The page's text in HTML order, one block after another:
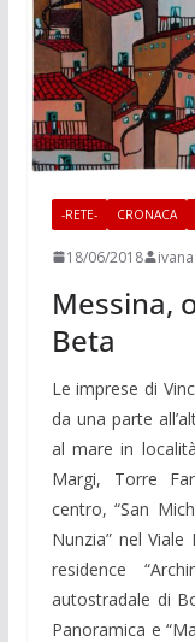
-RETE- CRONACA
18/06/2018 ivana
Messina,
Beta
Le imprese di
da una parte
al mare in
Margi, Torre
centro, “San
Nunzia” nel
residence
autostradale di
Panoramica e